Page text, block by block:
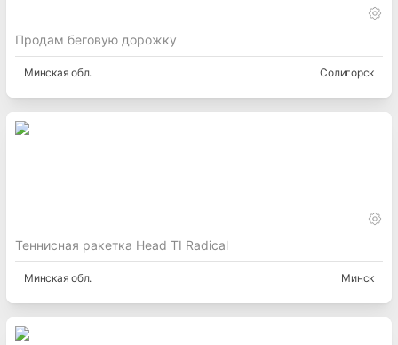
Продам беговую дорожку
Минская обл. Солигорск
Теннисная ракетка Head TI Radical
Минская обл. Минск